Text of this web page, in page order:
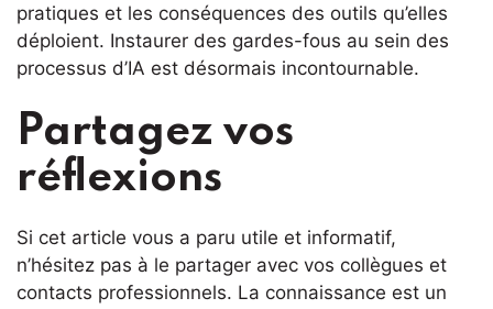
pratiques et les conséquences des outils qu’elles
déploient. Instaurer des gardes-fous au sein des
processus d’IA est désormais incontournable.
Partagez vos
réflexions
Si cet article vous a paru utile et informatif,
n’hésitez pas à le partager avec vos collègues et
contacts professionnels. La connaissance est un